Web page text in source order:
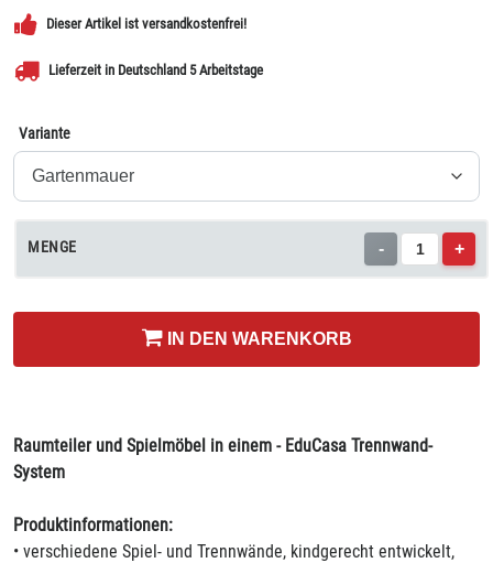
Dieser Artikel ist versandkostenfrei!
Lieferzeit in Deutschland 5 Arbeitstage
Variante
MENGE - +
IN DEN WARENKORB
Raumteiler und Spielmöbel in einem - EduCasa Trennwand-
System
Produktinformationen:
• verschiedene Spiel- und Trennwände, kindgerecht entwickelt,